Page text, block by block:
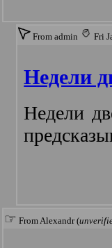
From admin Fri
Недели
Недели
☞ From Alexandr (